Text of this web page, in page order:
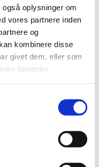
oplysninger om
vores partnere inden
og
kombinere disse
givet dem, eller som
tjenester.